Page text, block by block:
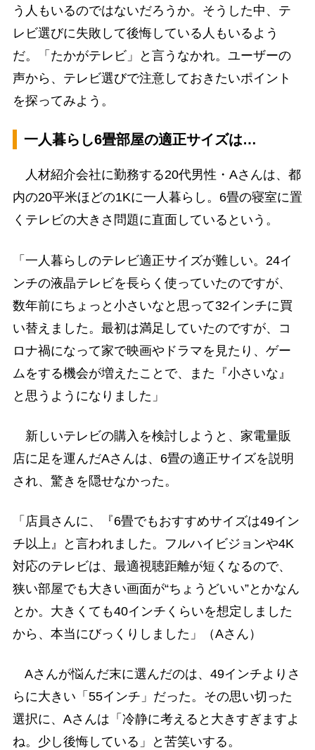
う人もいるのではないだろうか。そうした中、テ
レビ選びに失敗して後悔している人もいるよう
だ。「たかがテレビ」と言うなかれ。ユーザーの
声から、テレビ選びで注意しておきたいポイント
を探ってみよう。
一人暮らし6畳部屋の適正サイズは…
人材紹介会社に勤務する20代男性・Aさんは、都
内の20平米ほどの1Kに一人暮らし。6畳の寝室に置
くテレビの大きさ問題に直面しているという。
「一人暮らしのテレビ適正サイズが難しい。24イ
ンチの液晶テレビを長らく使っていたのですが、
数年前にちょっと小さいなと思って32インチに買
い替えました。最初は満足していたのですが、コ
ロナ禍になって家で映画やドラマを見たり、ゲー
ムをする機会が増えたことで、また『小さいな』
と思うようになりました」
新しいテレビの購入を検討しようと、家電量販
店に足を運んだAさんは、6畳の適正サイズを説明
され、驚きを隠せなかった。
「店員さんに、『6畳でもおすすめサイズは49イン
チ以上』と言われました。フルハイビジョンや4K
対応のテレビは、最適視聴距離が短くなるので、
狭い部屋でも大きい画面が“ちょうどいい”とかなん
とか。大きくても40インチくらいを想定しました
から、本当にびっくりしました」（Aさん）
Aさんが悩んだ末に選んだのは、49インチよりさ
らに大きい「55インチ」だった。その思い切った
選択に、Aさんは「冷静に考えると大きすぎますよ
ね。少し後悔している」と苦笑いする。